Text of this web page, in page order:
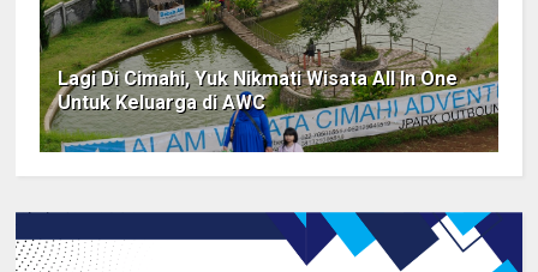
Lagi Di Cimahi, Yuk Nikmati Wisata All In One
Untuk Keluarga di AWC